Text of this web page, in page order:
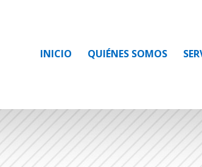
INICIO QUIÉNES SOMOS